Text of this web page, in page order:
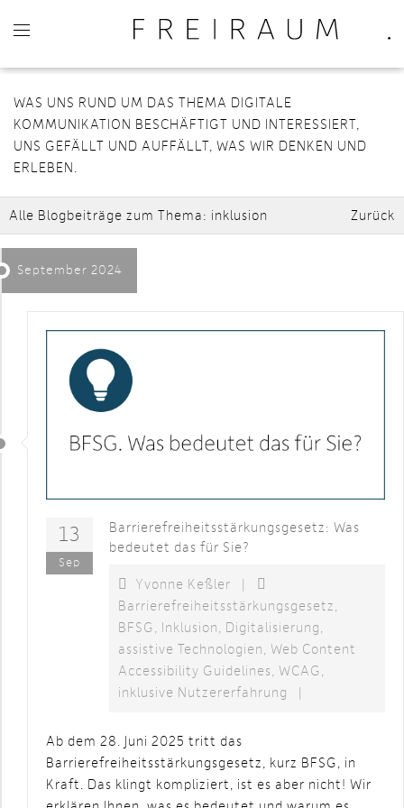
WAS UNS RUND UM DAS THEMA DIGITALE
KOMMUNIKATION BESCHÄFTIGT UND INTERESSIERT,
UNS GEFÄLLT UND AUFFÄLLT, WAS WIR DENKEN UND
ERLEBEN.
Alle Blogbeiträge zum Thema: inklusion Zurück
September 2024
13
Sep
Barrierefreiheitsstärkungsgesetz: Was
bedeutet das für Sie?
Yvonne Keßler
Barrierefreiheitsstärkungsgesetz
BFSG
Inklusion Digitalisierung
assistive Technologien
Web Content
Accessibility Guidelines
WCAG
inklusive Nutzererfahrung
Ab dem 28. Juni 2025 tritt das
Barrierefreiheitsstärkungsgesetz, kurz BFSG, in
Kraft. Das klingt kompliziert, ist es aber nicht! Wir